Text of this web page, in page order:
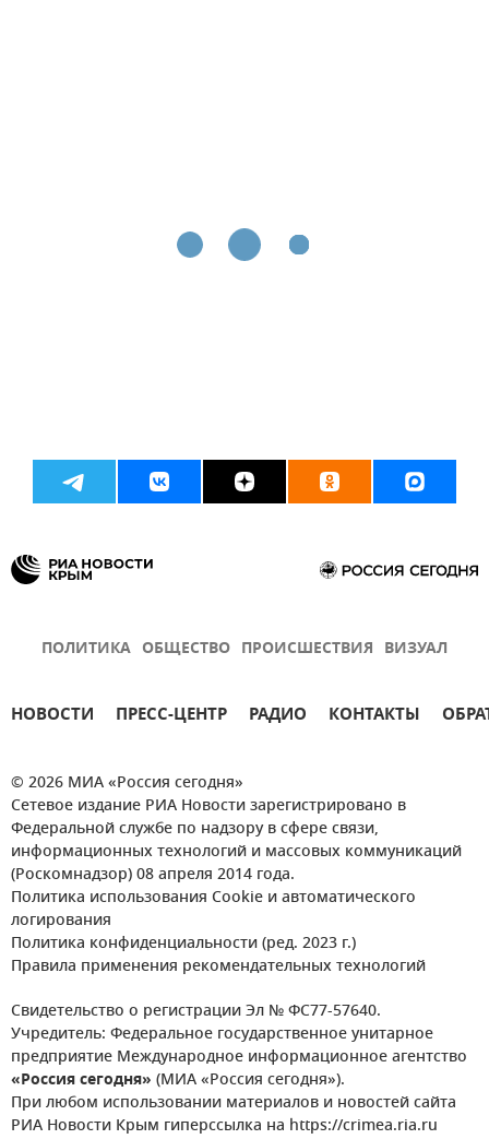
ПОЛИТИКА ОБЩЕСТВО ПРОИСШЕСТВИЯ ВИЗУАЛ
НОВОСТИ ПРЕСС-ЦЕНТР РАДИО КОНТАКТЫ
© 2026 МИА «Россия сегодня»
Сетевое издание РИА Новости зарегистрировано в
Федеральной службе по надзору в сфере связи,
информационных технологий и массовых коммуникаций
(Роскомнадзор) 08 апреля 2014 года.
Политика использования Cookie и автоматического
логирования
Политика конфиденциальности (ред. 2023 г.)
Правила применения рекомендательных технологий
Свидетельство о регистрации Эл № ФС77-57640.
Учредитель: Федеральное государственное унитарное
предприятие Международное информационное агентство
«Россия сегодня» (МИА «Россия сегодня»).
При любом использовании материалов и новостей сайта
РИА Новости Крым гиперссылка на https://crimea.ria.ru